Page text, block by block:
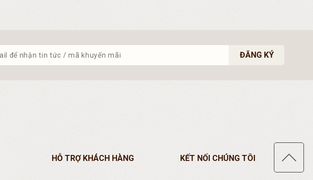
ĐĂNG KÝ
HỖ TRỢ KHÁCH HÀNG KẾT NỐI CHÚNG TÔI